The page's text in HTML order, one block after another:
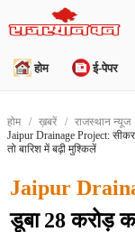
होम ई-पेपर
होम ख़बरें
राजस्थान न्यूज
Jaipur Drainage Project:
तो बारिश में बढ़ी मुश्किलें
Jaipur
डूबा 28 करोड़